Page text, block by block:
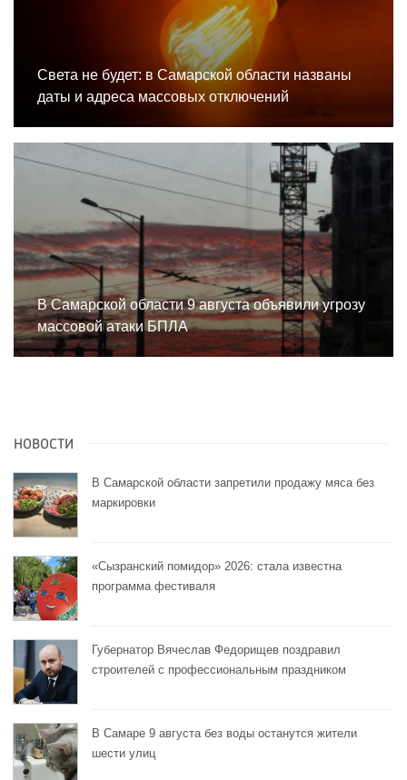
Света не будет: в Самарской области названы
даты и адреса массовых отключений
В Самарской области 9 августа объявили угрозу
массовой атаки БПЛА
НОВОСТИ
В Самарской области запретили продажу мяса без
маркировки
«Сызранский помидор» 2026: стала известна
программа фестиваля
Губернатор Вячеслав Федорищев поздравил
строителей с профессиональным праздником
В Самаре 9 августа без воды останутся жители
шести улиц